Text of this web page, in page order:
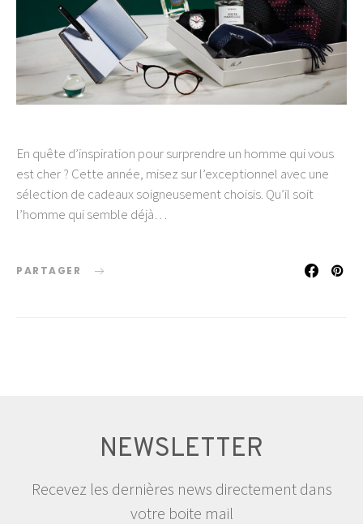
En quête d’inspiration pour surprendre un homme qui vous
est cher ? Cette année, misez sur l’exceptionnel avec une
sélection de cadeaux soigneusement choisis. Qu’il soit
l’homme qui semble déjà…
PARTAGER
NEWSLETTER
Recevez les dernières news directement dans
votre boite mail